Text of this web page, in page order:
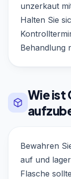
unzerkaut
Halten Sie
Behandlung
Wie ist
Bewahren
auf und
Flasche